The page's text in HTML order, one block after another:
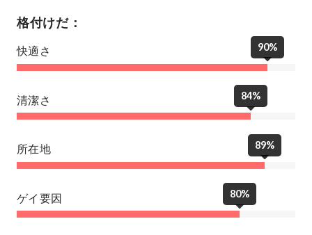
格付けだ：
快適さ 90%
清潔さ 84%
所在地 89%
ゲイ要因 80%